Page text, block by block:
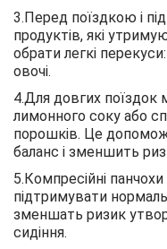
3.Перед поїздкою і
продуктів, які
обрати легкі
овочі.
4.Для довгих
лимонного соку або
порошків. Це
баланс і зменшить
5.Компресійні
підтримувати
зменшать ризик
сидіння.